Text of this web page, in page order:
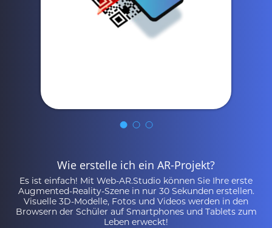
Wie erstelle ich ein AR-Projekt?
Es ist einfach! Mit Web-AR.Studio können Sie Ihre erste
Augmented-Reality-Szene in nur 30 Sekunden erstellen.
Visuelle 3D-Modelle, Fotos und Videos werden in den
Browsern der Schüler auf Smartphones und Tablets zum
Leben erweckt!